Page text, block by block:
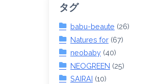
タグ
babu-beaute (26)
Natures for (67)
neobaby (40)
NEOGREEN (25)
SAIRAI (10)